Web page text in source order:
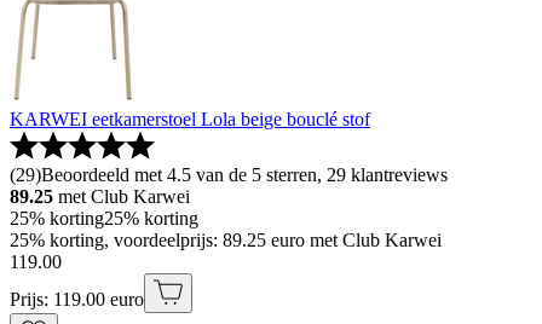
KARWEI eetkamerstoel Lola beige bouclé stof
(29)Beoordeeld met 4.5 van de 5 sterren, 29 klantreviews
89.25 met Club Karwei
25% korting25% korting
25% korting, voordeelprijs: 89.25 euro met Club Karwei
119.00
Prijs: 119.00 euro